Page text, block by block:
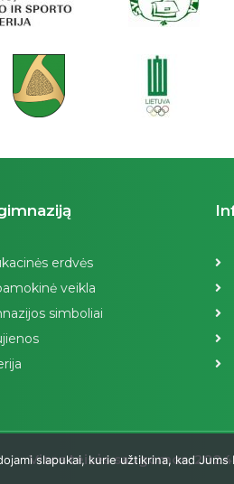
erdvės
veikla
simboliai
Visos teisės saugomos, 2024
slapukai, kurie užtikrina, kad